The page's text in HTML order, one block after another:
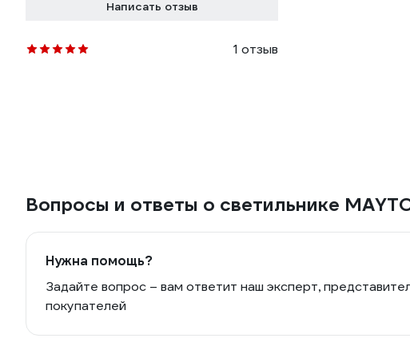
Написать отзыв
1 отзыв
Вопросы и ответы о светильнике
Нужна помощь?
Задайте вопрос – вам ответит наш эксперт,
покупателей